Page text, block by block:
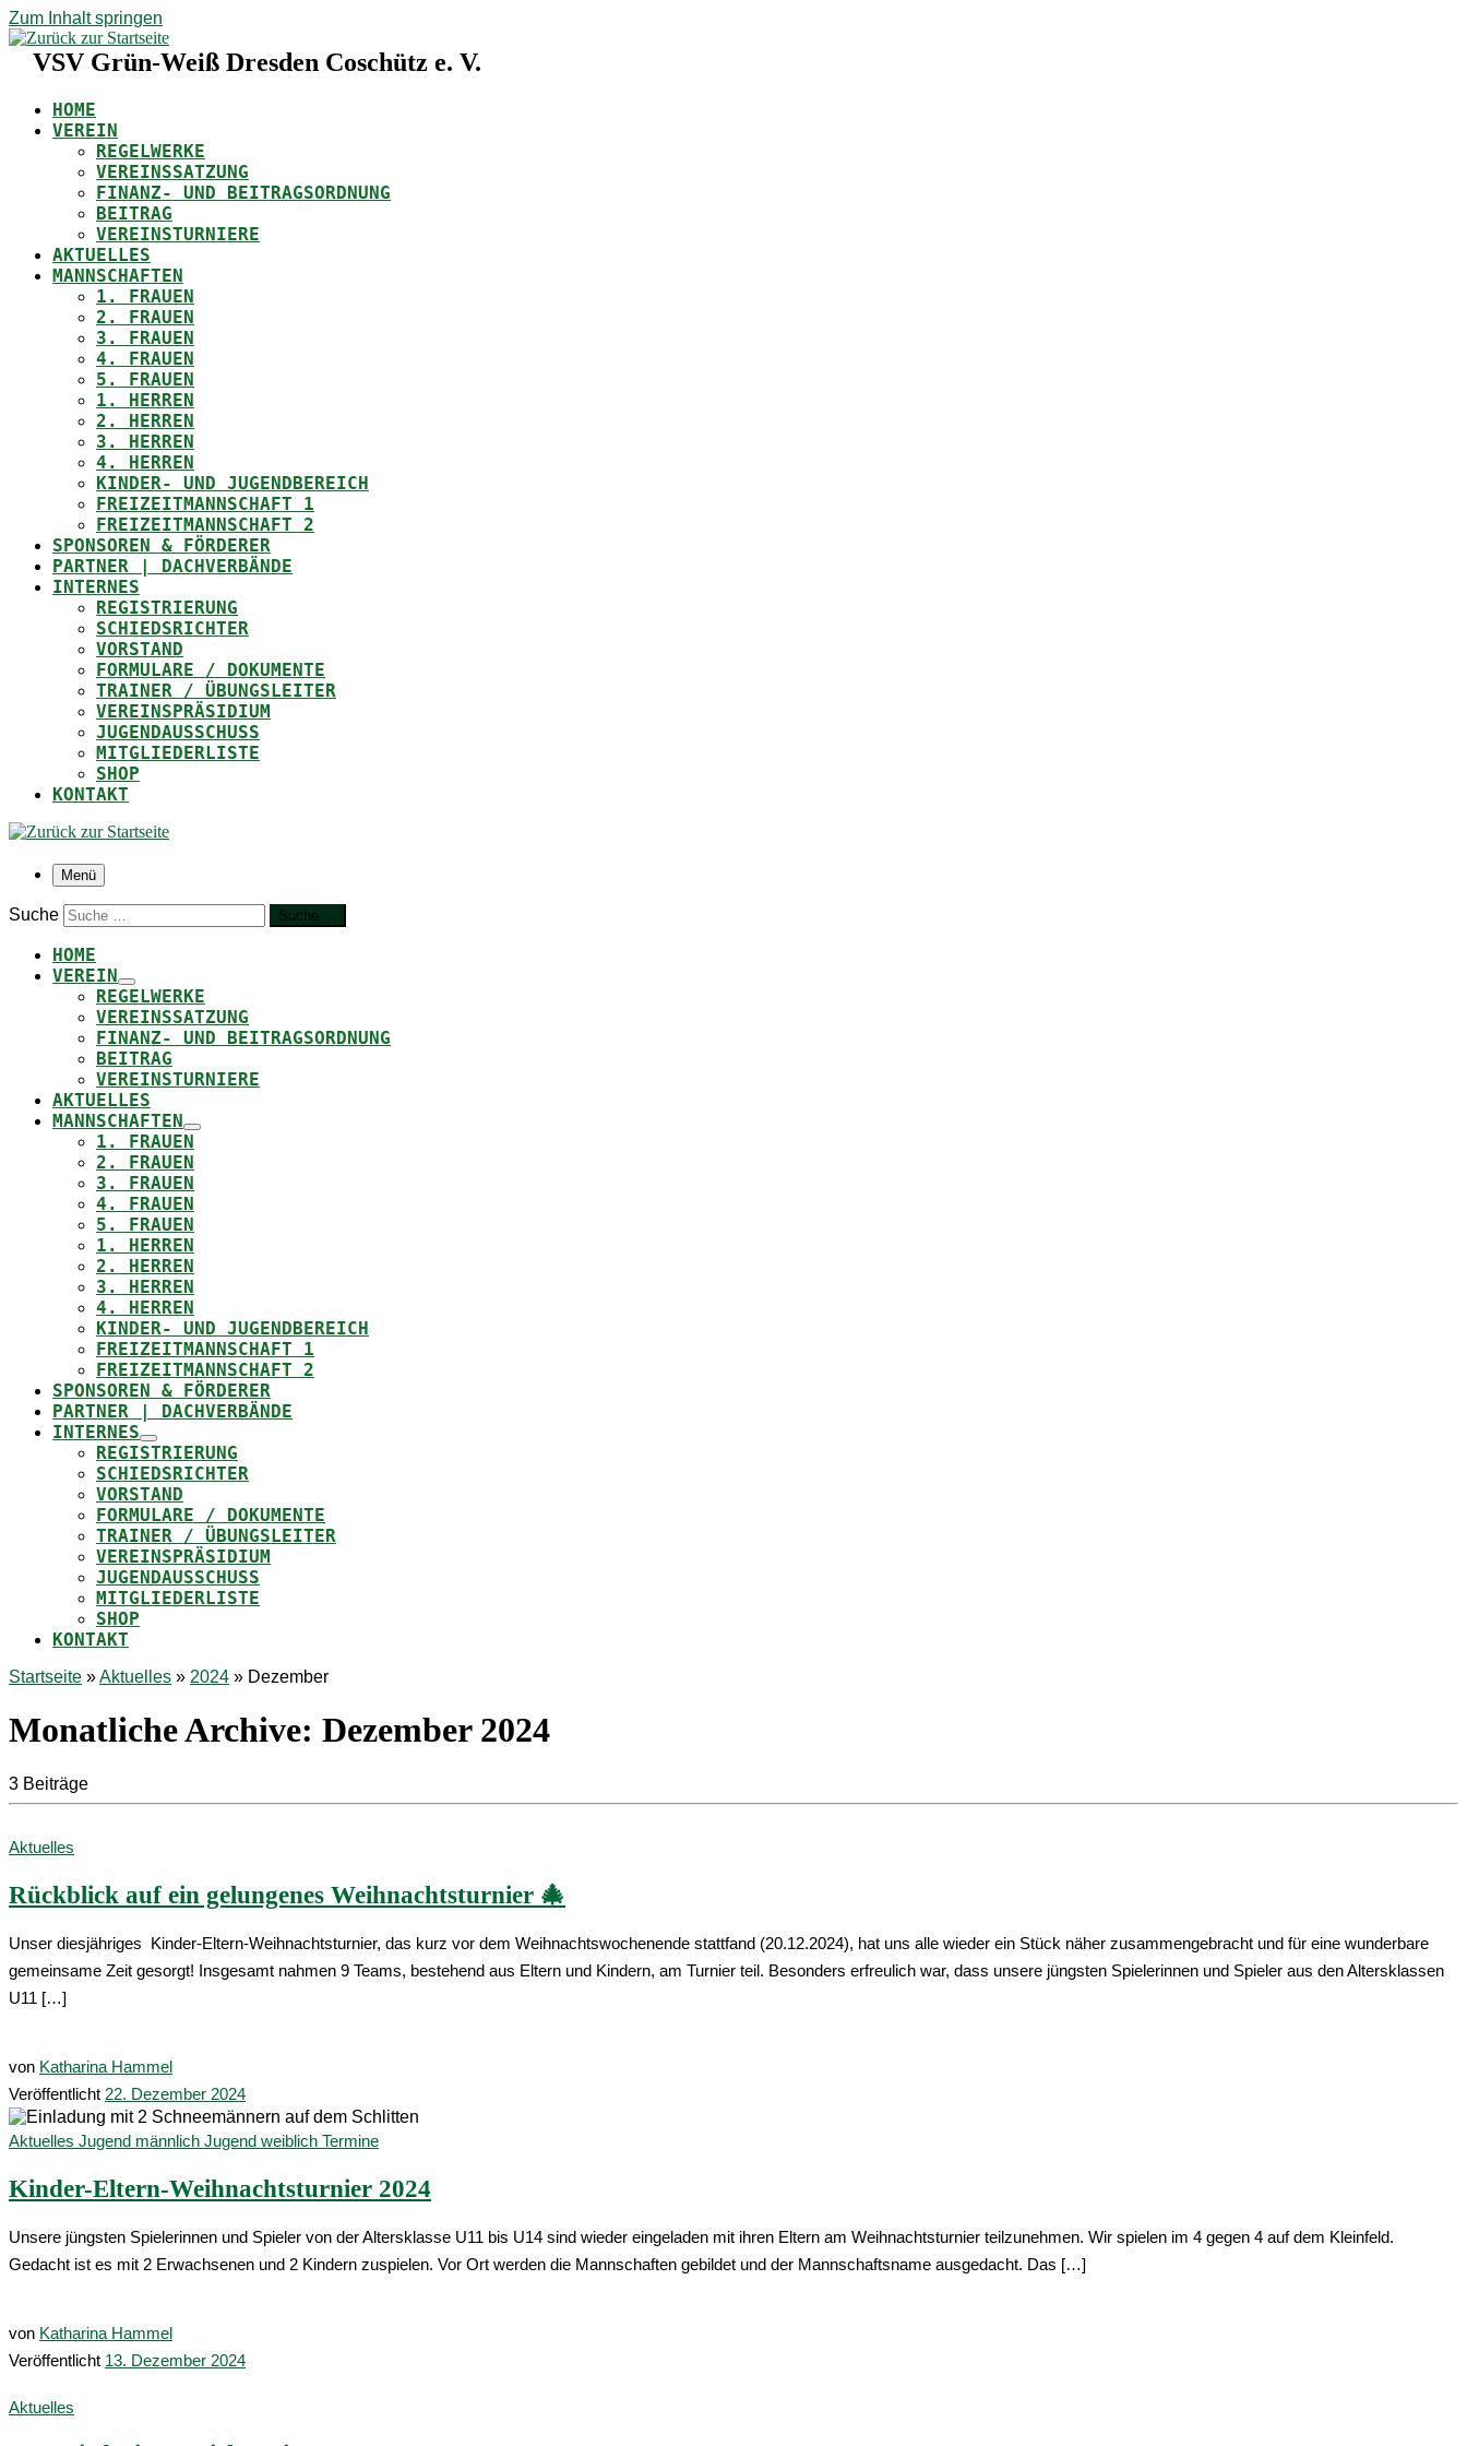
Zum Inhalt springen
VSV Grün-Weiß Dresden Coschütz e. V.
HOME
VEREIN
REGELWERKE
VEREINSSATZUNG
FINANZ- UND BEITRAGSORDNUNG
BEITRAG
VEREINSTURNIERE
AKTUELLES
MANNSCHAFTEN
1. FRAUEN
2. FRAUEN
3. FRAUEN
4. FRAUEN
5. FRAUEN
1. HERREN
2. HERREN
3. HERREN
4. HERREN
KINDER- UND JUGENDBEREICH
FREIZEITMANNSCHAFT 1
FREIZEITMANNSCHAFT 2
SPONSOREN & FÖRDERER
PARTNER | DACHVERBÄNDE
INTERNES
REGISTRIERUNG
SCHIEDSRICHTER
VORSTAND
FORMULARE / DOKUMENTE
TRAINER / ÜBUNGSLEITER
VEREINSPRÄSIDIUM
JUGENDAUSSCHUSS
MITGLIEDERLISTE
SHOP
KONTAKT
Menü
Suche Suche …
HOME
VEREIN
REGELWERKE
VEREINSSATZUNG
FINANZ- UND BEITRAGSORDNUNG
BEITRAG
VEREINSTURNIERE
AKTUELLES
MANNSCHAFTEN
1. FRAUEN
2. FRAUEN
3. FRAUEN
4. FRAUEN
5. FRAUEN
1. HERREN
2. HERREN
3. HERREN
4. HERREN
KINDER- UND JUGENDBEREICH
FREIZEITMANNSCHAFT 1
FREIZEITMANNSCHAFT 2
SPONSOREN & FÖRDERER
PARTNER | DACHVERBÄNDE
INTERNES
REGISTRIERUNG
SCHIEDSRICHTER
VORSTAND
FORMULARE / DOKUMENTE
TRAINER / ÜBUNGSLEITER
VEREINSPRÄSIDIUM
JUGENDAUSSCHUSS
MITGLIEDERLISTE
SHOP
KONTAKT
Startseite »Aktuelles » 2024 » Dezember
Monatliche Archive: Dezember 2024
3 Beiträge
Aktuelles
Rückblick auf ein gelungenes Weihnachtsturnier 🎄
Unser diesjähriges Kinder-Eltern-Weihnachtsturnier, das kurz vor dem Weihnachtswochenende stattfand (20.12.2024), hat uns alle wieder ein Stück näher zusammengebracht und für eine wunderbare
gemeinsame Zeit gesorgt! Insgesamt nahmen 9 Teams, bestehend aus Eltern und Kindern, am Turnier teil. Besonders erfreulich war, dass unsere jüngsten Spielerinnen und Spieler aus den Altersklassen
U11 […]
von Katharina Hammel
Veröffentlicht 22. Dezember 2024
Aktuelles Jugend männlich Jugend weiblich Termine
Kinder-Eltern-Weihnachtsturnier 2024
Unsere jüngsten Spielerinnen und Spieler von der Altersklasse U11 bis U14 sind wieder eingeladen mit ihren Eltern am Weihnachtsturnier teilzunehmen. Wir spielen im 4 gegen 4 auf dem Kleinfeld.
Gedacht ist es mit 2 Erwachsenen und 2 Kindern zuspielen. Vor Ort werden die Mannschaften gebildet und der Mannschaftsname ausgedacht. Das […]
von Katharina Hammel
Veröffentlicht 13. Dezember 2024
Aktuelles